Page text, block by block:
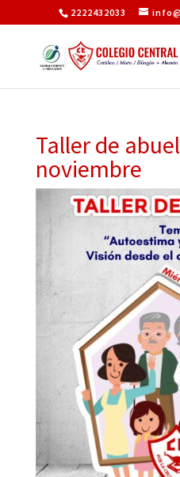
2222432033
Taller de
noviembre